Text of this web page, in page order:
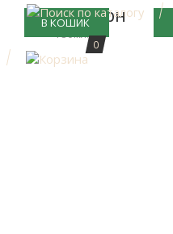
0
В КОШИК
1187грн
180мл.